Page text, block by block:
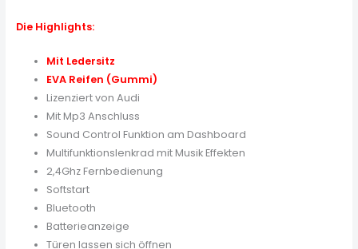
Die Highlights:
Mit Ledersitz
EVA Reifen (Gummi)
Lizenziert von Audi
Mit Mp3 Anschluss
Sound Control Funktion am Dashboard
Multifunktionslenkrad mit Musik Effekten
2,4Ghz Fernbedienung
Softstart
Bluetooth
Batterieanzeige
Türen lassen sich öffnen